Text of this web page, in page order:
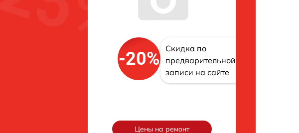
-20%
Скидка по
предварительной
записи на сайте
Цены на ремонт